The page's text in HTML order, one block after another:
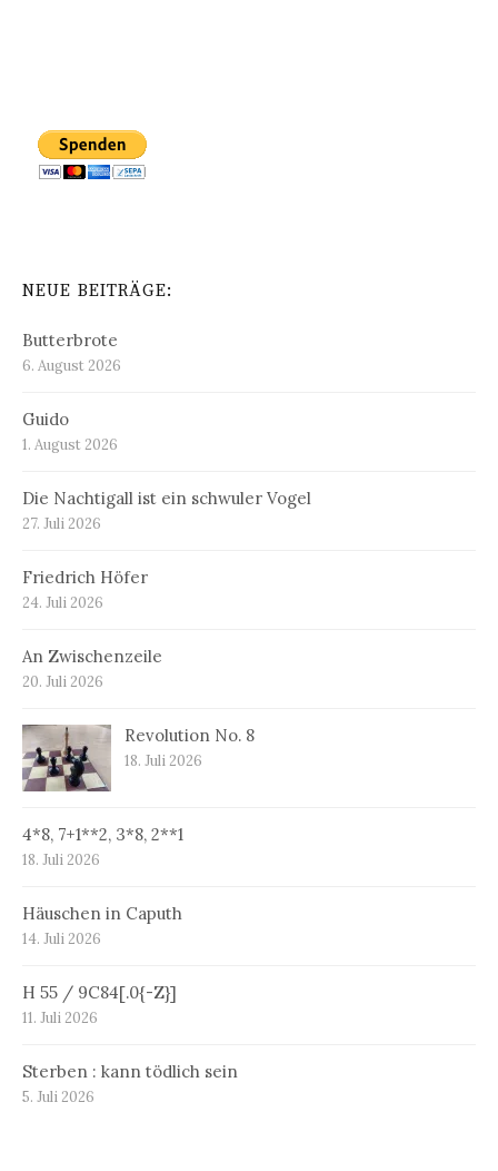
NEUE BEITRÄGE:
Butterbrote
6. August 2026
Guido
1. August 2026
Die Nachtigall ist ein schwuler Vogel
27. Juli 2026
Friedrich Höfer
24. Juli 2026
An Zwischenzeile
20. Juli 2026
Revolution No. 8
18. Juli 2026
4*8, 7+1**2, 3*8, 2**1
18. Juli 2026
Häuschen in Caputh
14. Juli 2026
H 55 / 9C84[.0{-Z}]
11. Juli 2026
Sterben : kann tödlich sein
5. Juli 2026